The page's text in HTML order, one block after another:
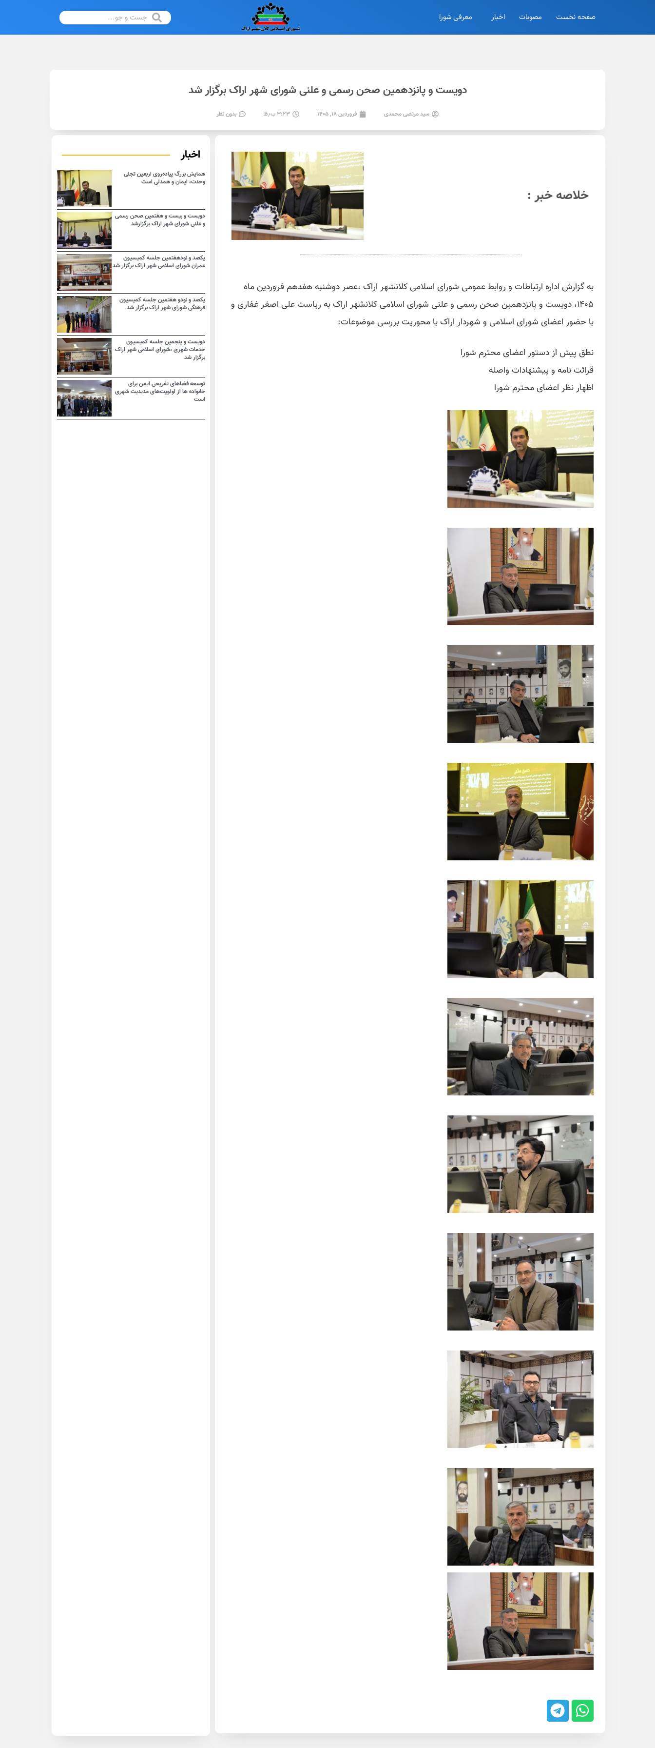
صفحه نخست مصوبات اخبار معرفی شورا
دویست و پانزدهمین صحن رسمی و علنی شورای شهر اراک برگزار شد
سید مرتضی محمدی فروردین ۱۸, ۱۴۰۵ ۳:۲۳ ب٫ظ بدون نظر
خلاصه خبر :
به گزارش اداره ارتباطات و روابط عمومی شورای اسلامی کلانشهر اراک ،عصر دوشنبه هفدهم فروردین ماه
۱۴۰۵، دویست و پانزدهمین صحن رسمی و علنی شورای اسلامی کلانشهر اراک به ریاست علی اصغر غفاری و
با حضور اعضای شورای اسلامی و شهردار اراک با محوریت بررسی موضوعات:
نطق پیش از دستور اعضای محترم شورا
قرائت نامه و پیشنهادات واصله
اظهار نظر اعضای محترم شورا
اخبار
همایش بزرگ پیاده‌روی اربعین تجلی
وحدت، ایمان و همدلی است
دویست و بیست و هفتمین صحن رسمی
و علنی شورای شهر اراک برگزارشد
یکصد و نودهفتمین جلسه کمیسیون
عمران شورای اسلامی شهر اراک برگزار شد
یکصد و نودو هفتمین جلسه کمیسیون
فرهنگی شورای شهر اراک برگزار شد
دویست و پنجمین جلسه کمیسیون
خدمات شهری ،شورای اسلامی شهر اراک
برگزار شد
توسعه فضاهای تفریحی ایمن برای
خانواده ها از اولویت‌های مدیدیت شهری
است